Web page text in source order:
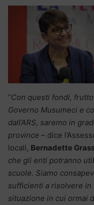
“Con questi fondi,
Governo Musumeci e
dall’ARS, saremo in
province – dice
locali, Bernadette
che gli enti potranno
scuole. Siamo
sufficienti a risolvere in
situazione in cui ormai